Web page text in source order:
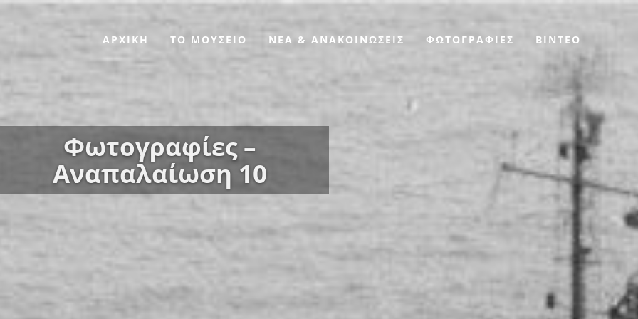
ΑΡΧΙΚΗ ΤΟ ΜΟΥΣΕΙΟ ΝΕΑ & ΑΝΑΚΟΙΝΩΣΕΙΣ ΦΩΤΟΓΡΑΦΙΕΣ BINTEO
Φωτογραφίες –
Αναπαλαίωση 10